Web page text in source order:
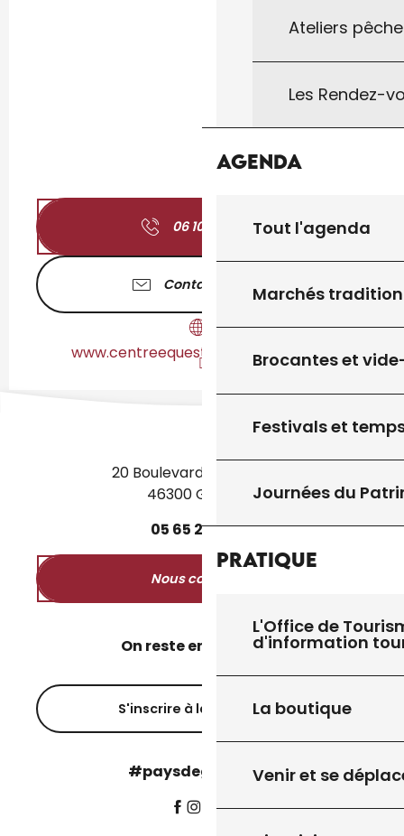
Ateliers
Les Rendez-
Agenda
Tout l'agenda
Marchés
Brocantes et
Festivals et
Journées du
Pratique
L'Office de
d'information
La boutique
Venir et se
06 10 90 66 ▒▒
Contactez-nous
www.centreequestredegourdon46.fr
20 Boulevard des Martyrs
46300 Gourdon
05 65 275250
Nous contacter
On reste en contact ?
S'inscrire à la newsletter
#paysdegourdon !